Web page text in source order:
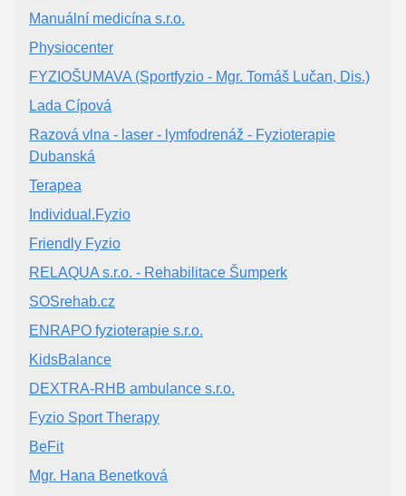
Manuální medicína s.r.o.
Physiocenter
FYZIOŠUMAVA (Sportfyzio - Mgr. Tomáš Lučan, Dis.)
Lada Cípová
Razová vlna - laser - lymfodrenáž - Fyzioterapie
Dubanská
Terapea
Individual.Fyzio
Friendly Fyzio
RELAQUA s.r.o. - Rehabilitace Šumperk
SOSrehab.cz
ENRAPO fyzioterapie s.r.o.
KidsBalance
DEXTRA-RHB ambulance s.r.o.
Fyzio Sport Therapy
BeFit
Mgr. Hana Benetková